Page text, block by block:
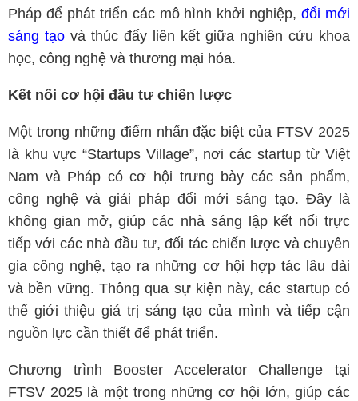
Pháp để phát triển các mô hình khởi nghiệp,đổi mới
sáng tạo và thúc đẩy liên kết giữa nghiên cứu khoa
học, công nghệ và thương mại hóa.
Kết nối cơ hội đầu tư chiến lược
Một trong những điểm nhấn đặc biệt của FTSV 2025
là khu vực “Startups Village”, nơi các startup từ Việt
Nam và Pháp có cơ hội trưng bày các sản phẩm,
công nghệ và giải pháp đổi mới sáng tạo. Đây là
không gian mở, giúp các nhà sáng lập kết nối trực
tiếp với các nhà đầu tư, đối tác chiến lược và chuyên
gia công nghệ, tạo ra những cơ hội hợp tác lâu dài
và bền vững. Thông qua sự kiện này, các startup có
thể giới thiệu giá trị sáng tạo của mình và tiếp cận
nguồn lực cần thiết để phát triển.
Chương trình Booster Accelerator Challenge tại
FTSV 2025 là một trong những cơ hội lớn, giúp các